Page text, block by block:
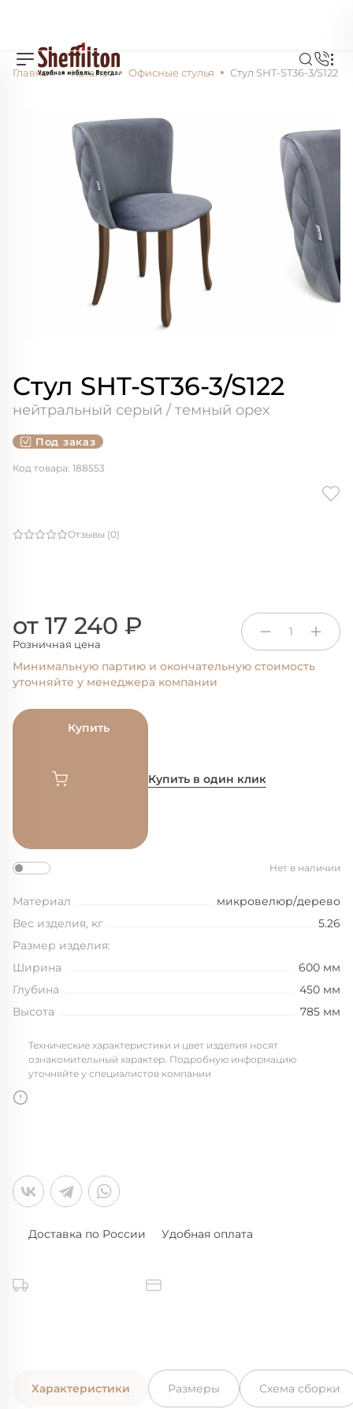
Главная Каталог Офисные стулья Стул SHT-ST36-3/S122
Стул SHT-ST36-3/S122
нейтральный серый / темный орех
Под заказ
Отзывы (0)
Код товара: 188553
от 17 240 ₽
Розничная цена
1
Минимальную партию и окончательную стоимость
уточняйте у менеджера компании
Купить
Купить в один клик
Нет в наличии
Материал
микровелюр/дерево
Вес изделия, кг
5.26
Размер изделия:
Ширина
600 мм
Глубина
450 мм
Высота
785 мм
Технические характеристики и цвет изделия носят
ознакомительный характер. Подробную информацию
уточняйте у специалистов компании
Доставка по России Удобная оплата
Характеристики Размеры Схема сборки